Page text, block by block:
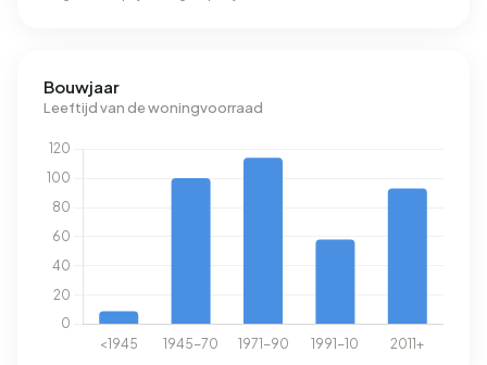
Bouwjaar
Leeftijd van de woningvoorraad